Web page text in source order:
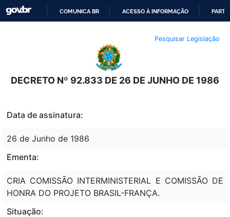
O
CONTEÚDO
COMUNICA BR ACESSO À INFORMAÇÃO
Pesquisar Legislação
DECRETO Nº 92.833 DE 26 DE JUNHO DE 1986
Data de assinatura:
26 de Junho de 1986
Ementa:
CRIA COMISSÃO INTERMINISTERIAL E COMISSÃO DE
HONRA DO PROJETO BRASIL-FRANÇA.
Situação: